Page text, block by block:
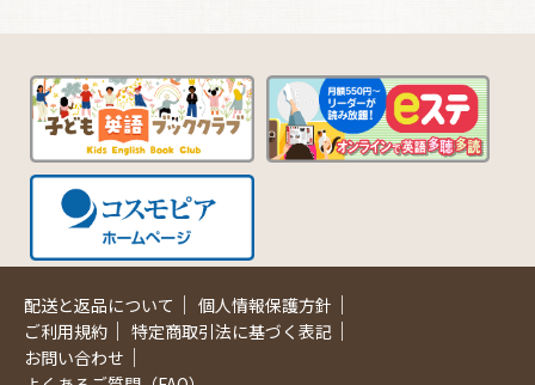
配送と返品について ｜ 個人情報保護方針 ｜
ご利用規約 ｜ 特定商取引法に基づく表記 ｜
お問い合わせ ｜